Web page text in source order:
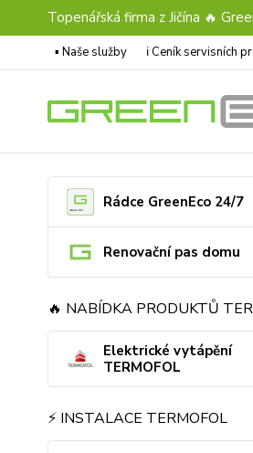
Topenářská firma z Jičína 🔥
▪️ Naše služby ℹ︎ Ceník servisních
Rádce GreenEco 24/7
Renovační pas domu
🔥 NABÍDKA PRODUKTŮ
Elektrické vytápění
TERMOFOL
⚡ INSTALACE TERMOFOL